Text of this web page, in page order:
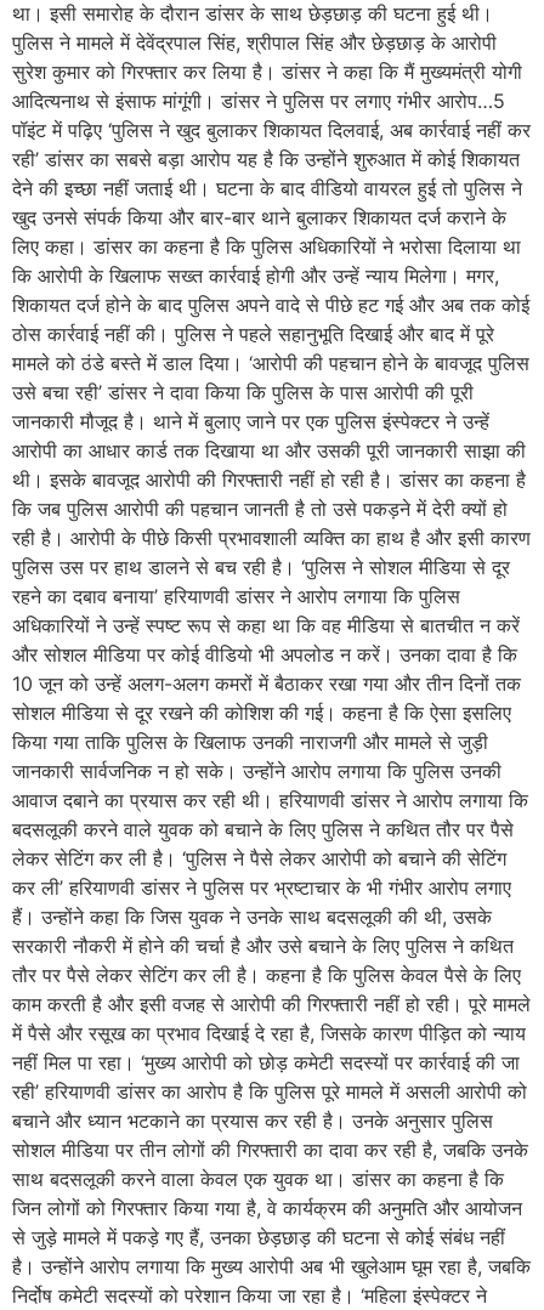
था। इसी समारोह के दौरान डांसर के साथ छेड़छाड़ की घटना हुई थी।
पुलिस ने मामले में देवेंद्रपाल सिंह, श्रीपाल सिंह और छेड़छाड़ के आरोपी
सुरेश कुमार को गिरफ्तार कर लिया है। डांसर ने कहा कि मैं मुख्यमंत्री योगी
आदित्यनाथ से इंसाफ मांगूंगी। डांसर ने पुलिस पर लगाए गंभीर आरोप…5
पॉइंट में पढ़िए ‘पुलिस ने खुद बुलाकर शिकायत दिलवाई, अब कार्रवाई नहीं कर
रही’ डांसर का सबसे बड़ा आरोप यह है कि उन्होंने शुरुआत में कोई शिकायत
देने की इच्छा नहीं जताई थी। घटना के बाद वीडियो वायरल हुई तो पुलिस ने
खुद उनसे संपर्क किया और बार-बार थाने बुलाकर शिकायत दर्ज कराने के
लिए कहा। डांसर का कहना है कि पुलिस अधिकारियों ने भरोसा दिलाया था
कि आरोपी के खिलाफ सख्त कार्रवाई होगी और उन्हें न्याय मिलेगा। मगर,
शिकायत दर्ज होने के बाद पुलिस अपने वादे से पीछे हट गई और अब तक कोई
ठोस कार्रवाई नहीं की। पुलिस ने पहले सहानुभूति दिखाई और बाद में पूरे
मामले को ठंडे बस्ते में डाल दिया। ‘आरोपी की पहचान होने के बावजूद पुलिस
उसे बचा रही’ डांसर ने दावा किया कि पुलिस के पास आरोपी की पूरी
जानकारी मौजूद है। थाने में बुलाए जाने पर एक पुलिस इंस्पेक्टर ने उन्हें
आरोपी का आधार कार्ड तक दिखाया था और उसकी पूरी जानकारी साझा की
थी। इसके बावजूद आरोपी की गिरफ्तारी नहीं हो रही है। डांसर का कहना है
कि जब पुलिस आरोपी की पहचान जानती है तो उसे पकड़ने में देरी क्यों हो
रही है। आरोपी के पीछे किसी प्रभावशाली व्यक्ति का हाथ है और इसी कारण
पुलिस उस पर हाथ डालने से बच रही है। ‘पुलिस ने सोशल मीडिया से दूर
रहने का दबाव बनाया’ हरियाणवी डांसर ने आरोप लगाया कि पुलिस
अधिकारियों ने उन्हें स्पष्ट रूप से कहा था कि वह मीडिया से बातचीत न करें
और सोशल मीडिया पर कोई वीडियो भी अपलोड न करें। उनका दावा है कि
10 जून को उन्हें अलग-अलग कमरों में बैठाकर रखा गया और तीन दिनों तक
सोशल मीडिया से दूर रखने की कोशिश की गई। कहना है कि ऐसा इसलिए
किया गया ताकि पुलिस के खिलाफ उनकी नाराजगी और मामले से जुड़ी
जानकारी सार्वजनिक न हो सके। उन्होंने आरोप लगाया कि पुलिस उनकी
आवाज दबाने का प्रयास कर रही थी। हरियाणवी डांसर ने आरोप लगाया कि
बदसलूकी करने वाले युवक को बचाने के लिए पुलिस ने कथित तौर पर पैसे
लेकर सेटिंग कर ली है। ‘पुलिस ने पैसे लेकर आरोपी को बचाने की सेटिंग
कर ली’ हरियाणवी डांसर ने पुलिस पर भ्रष्टाचार के भी गंभीर आरोप लगाए
हैं। उन्होंने कहा कि जिस युवक ने उनके साथ बदसलूकी की थी, उसके
सरकारी नौकरी में होने की चर्चा है और उसे बचाने के लिए पुलिस ने कथित
तौर पर पैसे लेकर सेटिंग कर ली है। कहना है कि पुलिस केवल पैसे के लिए
काम करती है और इसी वजह से आरोपी की गिरफ्तारी नहीं हो रही। पूरे मामले
में पैसे और रसूख का प्रभाव दिखाई दे रहा है, जिसके कारण पीड़ित को न्याय
नहीं मिल पा रहा। ‘मुख्य आरोपी को छोड़ कमेटी सदस्यों पर कार्रवाई की जा
रही’ हरियाणवी डांसर का आरोप है कि पुलिस पूरे मामले में असली आरोपी को
बचाने और ध्यान भटकाने का प्रयास कर रही है। उनके अनुसार पुलिस
सोशल मीडिया पर तीन लोगों की गिरफ्तारी का दावा कर रही है, जबकि उनके
साथ बदसलूकी करने वाला केवल एक युवक था। डांसर का कहना है कि
जिन लोगों को गिरफ्तार किया गया है, वे कार्यक्रम की अनुमति और आयोजन
से जुड़े मामले में पकड़े गए हैं, उनका छेड़छाड़ की घटना से कोई संबंध नहीं
है। उन्होंने आरोप लगाया कि मुख्य आरोपी अब भी खुलेआम घूम रहा है, जबकि
निर्दोष कमेटी सदस्यों को परेशान किया जा रहा है। ‘महिला इंस्पेक्टर ने